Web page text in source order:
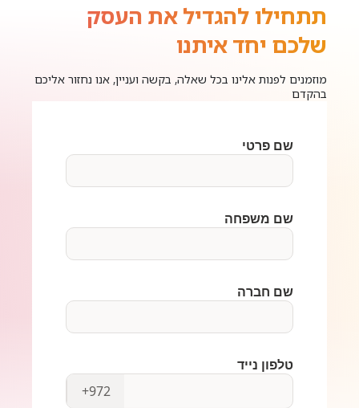
תתחילו להגדיל את העסק
שלכם יחד איתנו
מוזמנים לפנות אלינו בכל שאלה, בקשה ועניין, אנו נחזור אליכם
בהקדם